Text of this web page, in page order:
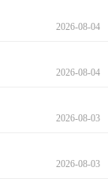
2026-08-04
2026-08-04
2026-08-03
2026-08-03